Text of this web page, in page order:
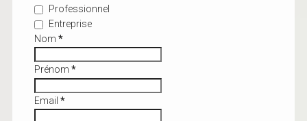
Professionnel
Entreprise
Nom *
Prénom *
Email *